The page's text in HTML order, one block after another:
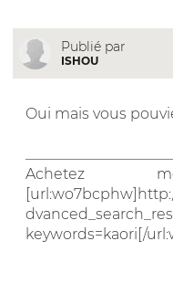
Publié par
ISHOU
Oui mais vous
Achetez
keywords=kaori[/